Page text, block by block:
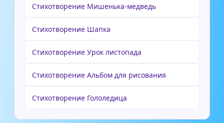
Стихотворение Мишенька-медведь
Стихотворение Шапка
Стихотворение Урок листопада
Стихотворение Альбом для рисования
Стихотворение Гололедица